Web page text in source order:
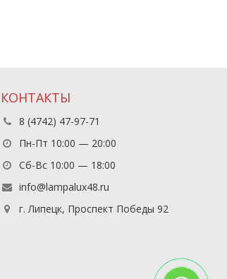
КОНТАКТЫ
8 (4742) 47-97-71
Пн-Пт 10:00 — 20:00
Сб-Вс 10:00 — 18:00
info@lampalux48.ru
г. Липецк, Проспект Победы 92